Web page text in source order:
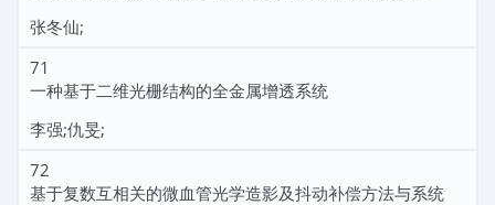
张冬仙;
71
一种基于二维光栅结构的全金属增透系统
李强;仇旻;
72
基于复数互相关的微血管光学造影及抖动补偿方法与系统